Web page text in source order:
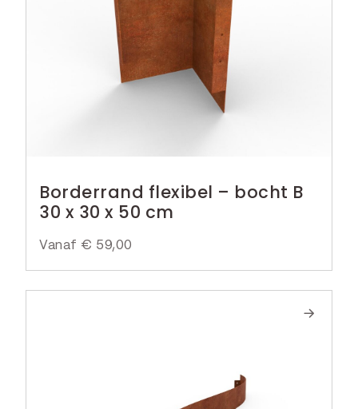
Borderrand flexibel – bocht B
30 x 30 x 50 cm
Vanaf € 59,00